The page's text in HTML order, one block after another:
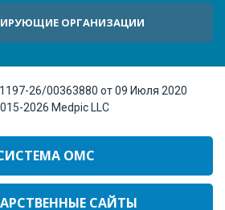
ОРГАНИЗАЦИИ
26/00363880 от 09 Июля 2020
2026 Medpic LLC
ОМС
САЙТЫ